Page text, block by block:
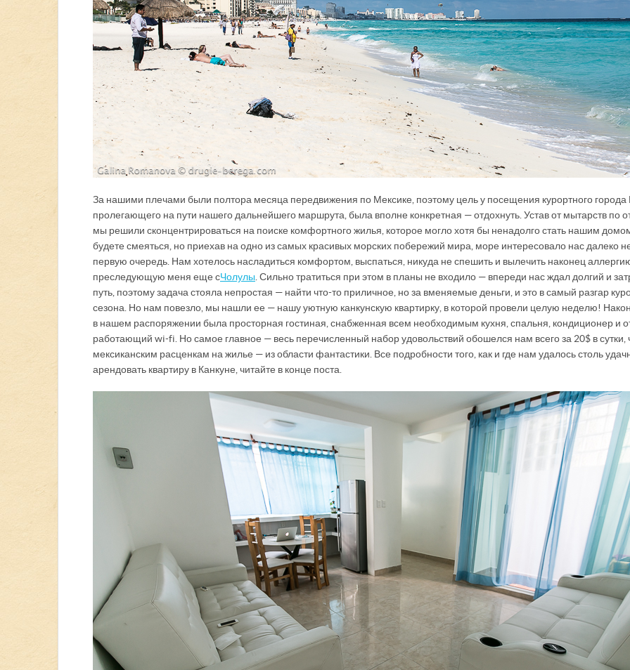
За нашими плечами были полтора месяца передвижения по Мексике, поэтому цель у посещения курортного города
пролегающего на пути нашего дальнейшего маршрута, была вполне конкретная — отдохнуть. Устав от мытарств по
мы решили сконцентрироваться на поиске комфортного жилья, которое могло хотя бы ненадолго стать нашим
будете смеяться, но приехав на одно из самых красивых морских побережий мира, море интересовало нас далеко
первую очередь. Нам хотелось насладиться комфортом, выспаться, никуда не спешить и вылечить наконец
преследующую меня еще сЧолулы . Сильно тратиться при этом в планы не входило — впереди нас ждал долгий и
путь, поэтому задача стояла непростая — найти что-то приличное, но за вменяемые деньги, и это в самый разгар
сезона. Но нам повезло, мы нашли ее — нашу уютную канкунскую квартирку, в которой провели целую неделю!
в нашем распоряжении была просторная гостиная, снабженная всем необходимым кухня, спальня, кондиционер и
работающий wi-fi. Но самое главное — весь перечисленный набор удовольствий обошелся нам всего за 20$ в сутки,
мексиканским расценкам на жилье — из области фантастики. Все подробности того, как и где нам удалось столь
арендовать квартиру в Канкуне, читайте в конце поста.